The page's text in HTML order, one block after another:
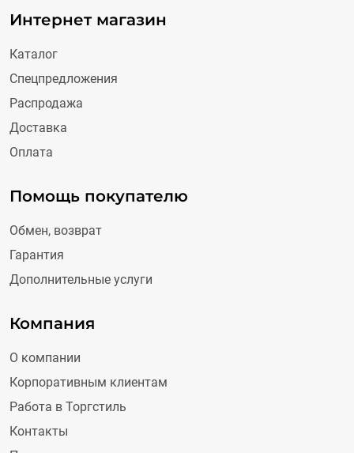
Интернет магазин
Каталог
Спецпредложения
Распродажа
Доставка
Оплата
Помощь покупателю
Обмен, возврат
Гарантия
Дополнительные услуги
Компания
О компании
Корпоративным клиентам
Работа в Торгстиль
Контакты